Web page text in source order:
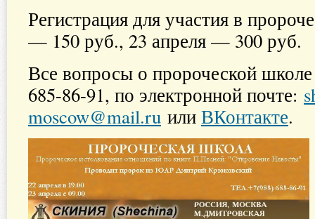
Регистрация для участия в
— 150 руб., 23 апреля — 300 руб.
Все вопросы о пророческой
685-86-91, по электронной почте:
moscow@mail.ru илиВКонтакте.